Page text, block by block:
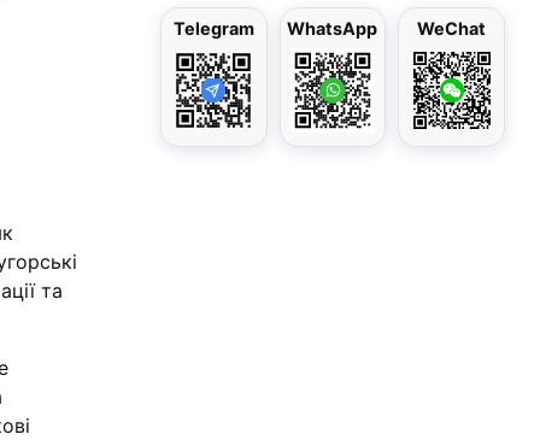
та
Telegram WhatsApp WeChat